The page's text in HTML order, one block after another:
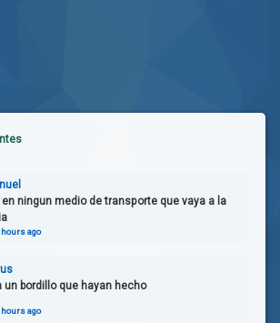
en ningun medio de transporte que vaya a la
hours ago
un bordillo que hayan hecho
hours ago